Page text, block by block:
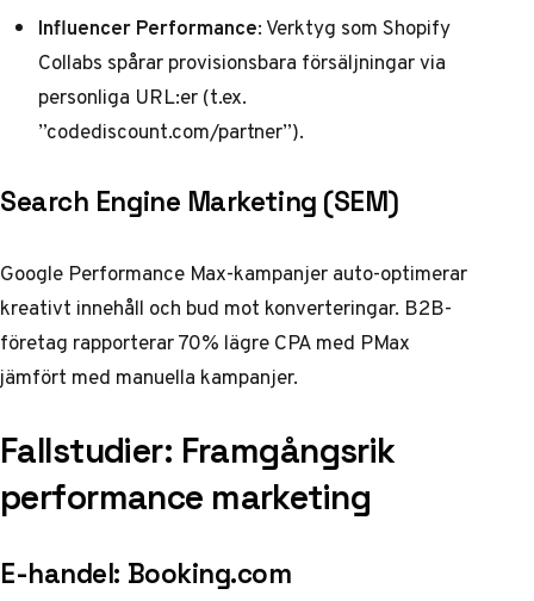
Influencer Performance: Verktyg som Shopify
Collabs spårar provisionsbara försäljningar via
personliga URL:er (t.ex.
”codediscount.com/partner”).
Search Engine Marketing (SEM)
Google Performance Max-kampanjer auto-optimerar
kreativt innehåll och bud mot konverteringar. B2B-
företag rapporterar 70% lägre CPA med PMax
jämfört med manuella kampanjer.
Fallstudier: Framgångsrik
performance marketing
E-handel: Booking.com